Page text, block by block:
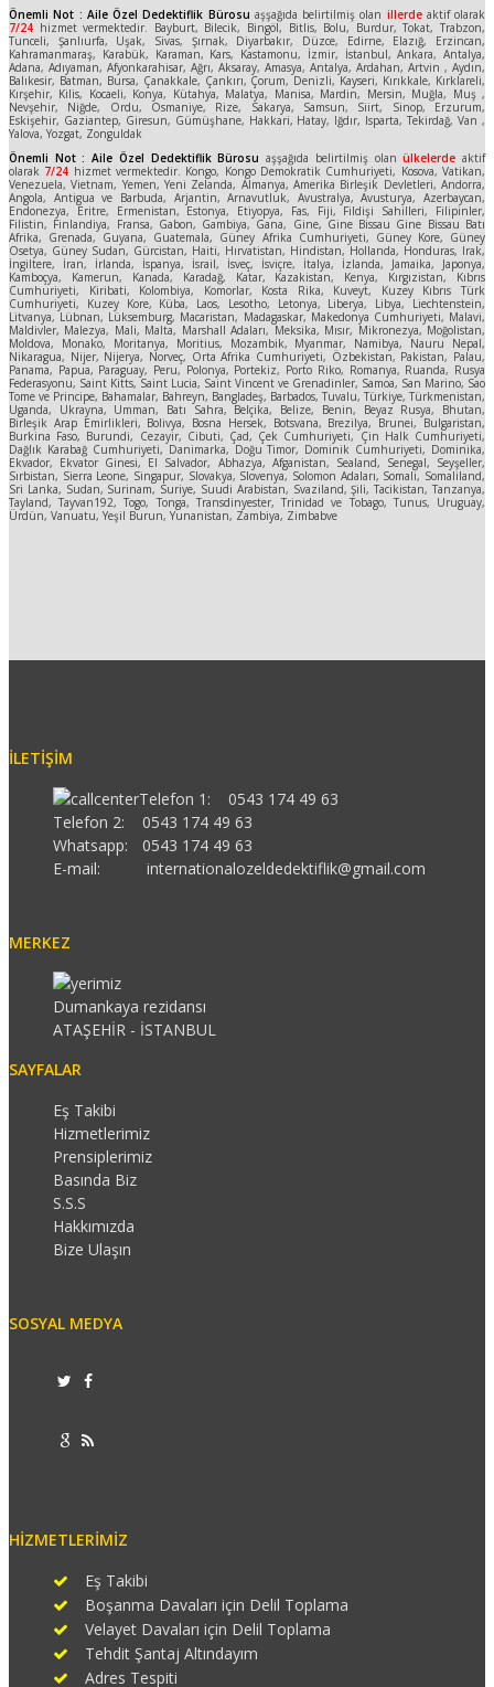
Önemli Not : Aile Özel Dedektiflik Bürosu aşşağıda belirtilmiş olan illerdeaktif olarak
7/24 hizmet vermektedir. Bayburt, Bilecik, Bingöl, Bitlis, Bolu, Burdur, Tokat, Trabzon,
Tunceli, Şanlıurfa, Uşak, Sivas, Şırnak, Diyarbakır, Düzce, Edirne, Elazığ, Erzincan,
Kahramanmaraş, Karabük, Karaman, Kars, Kastamonu, İzmir, İstanbul, Ankara, Antalya,
Adana, Adıyaman, Afyonkarahisar, Ağrı, Aksaray, Amasya, Antalya, Ardahan, Artvin , Aydın,
Balıkesir, Batman, Bursa, Çanakkale, Çankırı, Çorum, Denizli, Kayseri, Kırıkkale, Kırklareli,
Kırşehir, Kilis, Kocaeli, Konya, Kütahya, Malatya, Manisa, Mardin, Mersin, Muğla, Muş ,
Nevşehir, Niğde, Ordu, Osmaniye, Rize, Sakarya, Samsun, Siirt, Sinop, Erzurum,
Eskişehir, Gaziantep, Giresun, Gümüşhane, Hakkari, Hatay, Iğdır, Isparta, Tekirdağ, Van ,
Yalova, Yozgat, Zonguldak
Önemli Not : Aile Özel Dedektiflik Bürosu aşşağıda belirtilmiş olanülkelerde aktif
olarak 7/24 hizmet vermektedir. Kongo, Kongo Demokratik Cumhuriyeti, Kosova, Vatikan,
Venezuela, Vietnam, Yemen, Yeni Zelanda, Almanya, Amerika Birleşik Devletleri, Andorra,
Angola, Antigua ve Barbuda, Arjantin, Arnavutluk, Avustralya, Avusturya, Azerbaycan,
Endonezya, Eritre, Ermenistan, Estonya, Etiyopya, Fas, Fiji, Fildişi Sahilleri, Filipinler,
Filistin, Finlandiya, Fransa, Gabon, Gambiya, Gana, Gine, Gine Bissau Gine Bissau Batı
Afrika, Grenada, Guyana, Guatemala, Güney Afrika Cumhuriyeti, Güney Kore, Güney
Osetya, Güney Sudan, Gürcistan, Haiti, Hırvatistan, Hindistan, Hollanda, Honduras, Irak,
İngiltere, İran, İrlanda, İspanya, İsrail, İsveç, İsviçre, İtalya, İzlanda, Jamaika, Japonya,
Kamboçya, Kamerun, Kanada, Karadağ, Katar, Kazakistan, Kenya, Kırgızistan, Kıbrıs
Cumhuriyeti, Kiribati, Kolombiya, Komorlar, Kosta Rika, Kuveyt, Kuzey Kıbrıs Türk
Cumhuriyeti, Kuzey Kore, Küba, Laos, Lesotho, Letonya, Liberya, Libya, Liechtenstein,
Litvanya, Lübnan, Lüksemburg, Macaristan, Madagaskar, Makedonya Cumhuriyeti, Malavi,
Maldivler, Malezya, Mali, Malta, Marshall Adaları, Meksika, Mısır, Mikronezya, Moğolistan,
Moldova, Monako, Moritanya, Moritius, Mozambik, Myanmar, Namibya, Nauru Nepal,
Nikaragua, Nijer, Nijerya, Norveç, Orta Afrika Cumhuriyeti, Özbekistan, Pakistan, Palau,
Panama, Papua, Paraguay, Peru, Polonya, Portekiz, Porto Riko, Romanya, Ruanda, Rusya
Federasyonu, Saint Kitts, Saint Lucia, Saint Vincent ve Grenadinler, Samoa, San Marino, Sao
Tome ve Principe, Bahamalar, Bahreyn, Bangladeş, Barbados, Tuvalu, Türkiye, Türkmenistan,
Uganda, Ukrayna, Umman, Batı Sahra, Belçika, Belize, Benin, Beyaz Rusya, Bhutan,
Birleşik Arap Emirlikleri, Bolivya, Bosna Hersek, Botsvana, Brezilya, Brunei, Bulgaristan,
Burkina Faso, Burundi, Cezayir, Cibuti, Çad, Çek Cumhuriyeti, Çin Halk Cumhuriyeti,
Dağlık Karabağ Cumhuriyeti, Danimarka, Doğu Timor, Dominik Cumhuriyeti, Dominika,
Ekvador, Ekvator Ginesi, El Salvador, Abhazya, Afganistan, Sealand, Senegal, Seyşeller,
Sırbistan, Sierra Leone, Singapur, Slovakya, Slovenya, Solomon Adaları, Somali, Somaliland,
Sri Lanka, Sudan, Surinam, Suriye, Suudi Arabistan, Svaziland, Şili, Tacikistan, Tanzanya,
Tayland, Tayvan192, Togo, Tonga, Transdinyester, Trinidad ve Tobago, Tunus, Uruguay,
Ürdün, Vanuatu, Yeşil Burun, Yunanistan, Zambiya, Zimbabve
İLETIŞIM
Telefon 1:
0543 174 49 63
Telefon 2:
0543 174 49 63
Whatsapp:
0543 174 49 63
E-mail:
internationalozeldedektiflik@gmail.com
MERKEZ
Dumankaya rezidansı
ATAŞEHİR - İSTANBUL
SAYFALAR
Eş Takibi
Hizmetlerimiz
Prensiplerimiz
Basında Biz
S.S.S
Hakkımızda
Bize Ulaşın
SOSYAL MEDYA
HIZMETLERIMIZ
Eş Takibi
Boşanma Davaları için Delil Toplama
Velayet Davaları için Delil Toplama
Tehdit Şantaj Altındayım
Adres Tespiti